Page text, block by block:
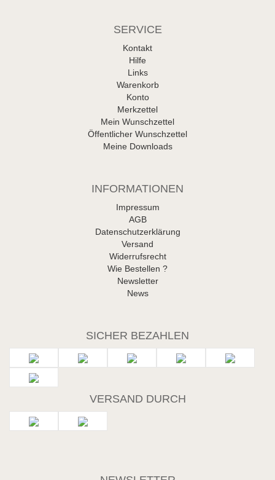
SERVICE
Kontakt
Hilfe
Links
Warenkorb
Konto
Merkzettel
Mein Wunschzettel
Öffentlicher Wunschzettel
Meine Downloads
INFORMATIONEN
Impressum
AGB
Datenschutzerklärung
Versand
Widerrufsrecht
Wie Bestellen ?
Newsletter
News
SICHER BEZAHLEN
VERSAND DURCH